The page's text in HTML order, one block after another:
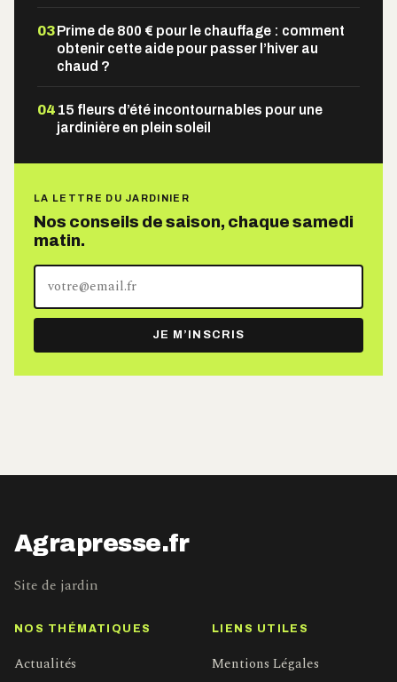
03Prime de 800 € pour le chauffage : comment
obtenir cette aide pour passer l’hiver au
chaud ?
04 15 fleurs d’été incontournables pour une
jardinière en plein soleil
LA LETTRE DU JARDINIER
Nos conseils de saison, chaque samedi
matin.
Votre
adresse
e-
mail
JE M’INSCRIS
Agrapresse.fr
Site de jardin
NOS THÉMATIQUES
Actualités
LIENS UTILES
Mentions Légales